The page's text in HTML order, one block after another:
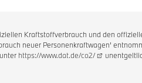
Kraftstoffverbrauch und den
neuer Personenkraftwagen'
https://www.dat.de/co2/